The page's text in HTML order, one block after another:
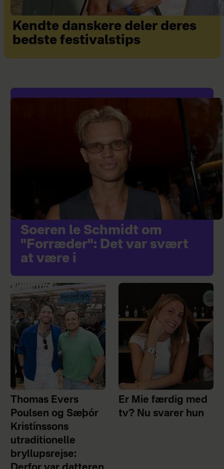
Kendte danskere deler deres
bedste festivalstips
Soeren le Schmidt om
"Forræder": Det var svært
at være i
Thomas Evers
Poulsen og Sæþór
Kristínssons
utraditionelle
bryllupsrejse:
Er Mie færdig med
tv? Nu svarer hun